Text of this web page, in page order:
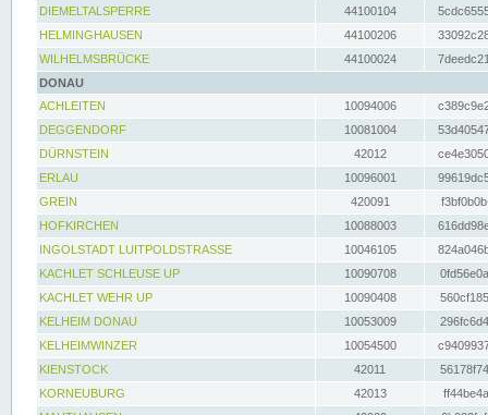
DIEMELTALSPERRE
44100104
HELMINGHAUSEN
44100206
WILHELMSBRÜCKE
44100024
DONAU
ACHLEITEN
10094006
DEGGENDORF
10081004
DÜRNSTEIN
42012
ERLAU
10096001
GREIN
420091
HOFKIRCHEN
10088003
INGOLSTADT LUITPOLDSTRASSE
10046105
KACHLET SCHLEUSE UP
10090708
KACHLET WEHR UP
10090408
KELHEIM DONAU
10053009
KELHEIMWINZER
10054500
KIENSTOCK
42011
KORNEUBURG
42013